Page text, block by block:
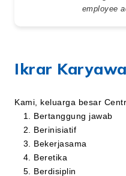
employee
Ikrar
Kami, keluarga besar
Bertanggung jawab
Berinisiatif
Bekerjasama
Beretika
Berdisiplin